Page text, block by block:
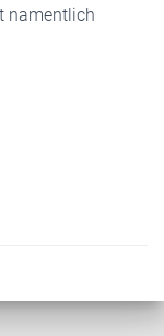
namentlich